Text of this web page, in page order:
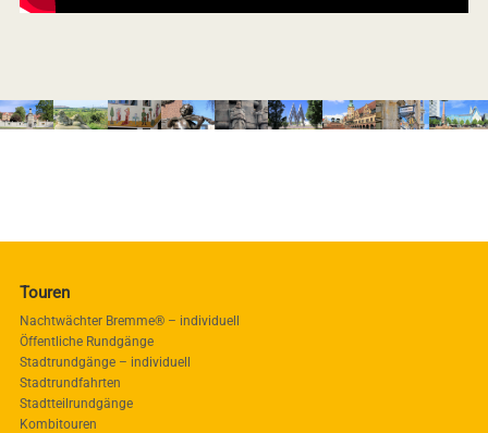
Touren
Nachtwächter Bremme® – individuell
Öffentliche Rundgänge
Stadtrundgänge – individuell
Stadtrundfahrten
Stadtteilrundgänge
Kombitouren